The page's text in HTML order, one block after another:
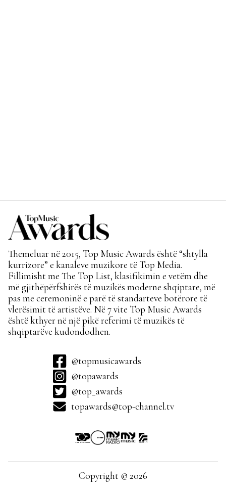
Themeluar në 2015, Top Music Awards është “shtylla
kurrizore” e kanaleve muzikore të Top Media.
Fillimisht me The Top List, klasifikimin e vetëm dhe
më gjithëpërfshirës të muzikës moderne shqiptare, më
pas me ceremoninë e parë të standarteve botërore të
vlerësimit të artistëve. Në 7 vite Top Music Awards
është kthyer në një pikë referimi të muzikës të
shqiptarëve kudondodhen.
@topmusicawards
@topawards
@top_awards
topawards@top-channel.tv
Copyright © 2026